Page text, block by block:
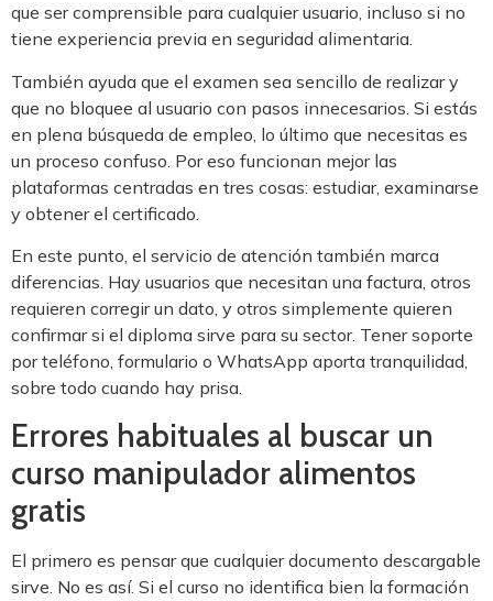
que ser comprensible para cualquier usuario, incluso si no
tiene experiencia previa en seguridad alimentaria.
También ayuda que el examen sea sencillo de realizar y
que no bloquee al usuario con pasos innecesarios. Si estás
en plena búsqueda de empleo, lo último que necesitas es
un proceso confuso. Por eso funcionan mejor las
plataformas centradas en tres cosas: estudiar, examinarse
y obtener el certificado.
En este punto, el servicio de atención también marca
diferencias. Hay usuarios que necesitan una factura, otros
requieren corregir un dato, y otros simplemente quieren
confirmar si el diploma sirve para su sector. Tener soporte
por teléfono, formulario o WhatsApp aporta tranquilidad,
sobre todo cuando hay prisa.
Errores habituales al buscar un
curso manipulador alimentos
gratis
El primero es pensar que cualquier documento descargable
sirve. No es así. Si el curso no identifica bien la formación